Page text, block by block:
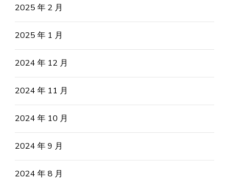
2025 年 2 月
2025 年 1 月
2024 年 12 月
2024 年 11 月
2024 年 10 月
2024 年 9 月
2024 年 8 月